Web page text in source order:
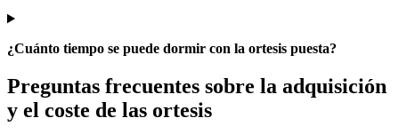
¿Cuánto tiempo se puede dormir con la ortesis puesta?
Preguntas frecuentes sobre la adquisición
y el coste de las ortesis